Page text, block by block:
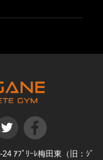
ｱﾌﾟﾘｰﾚ梅田東（旧：ｼﾞ